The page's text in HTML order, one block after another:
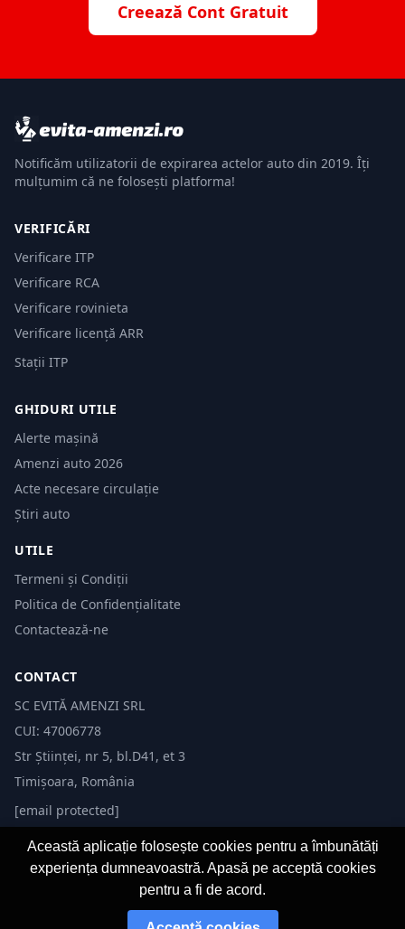
Creează Cont Gratuit
Notificăm utilizatorii de expirarea actelor auto din 2019. Îți
mulțumim că ne folosești platforma!
VERIFICĂRI
Verificare ITP
Verificare RCA
Verificare rovinieta
Verificare licență ARR
Stații ITP
GHIDURI UTILE
Alerte mașină
Amenzi auto 2026
Acte necesare circulație
Știri auto
UTILE
Termeni și Condiții
Politica de Confidențialitate
Contactează-ne
CONTACT
SC EVITĂ AMENZI SRL
CUI: 47006778
Str Științei, nr 5, bl.D41, et 3
Timișoara, România
[email protected]
© 2026 Evită Amenzi. Toate drepturile rezervate.
Această aplicație folosește cookies pentru a îmbunătăți
experiența dumneavoastră. Apasă pe acceptă cookies
pentru a fi de acord.